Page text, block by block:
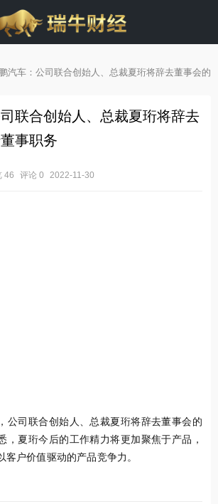
汽车：公司联合创始人、总裁夏珩将辞去董事会的
联合创始人、总裁夏珩将辞去
事职务
46 评论 0 2022-11-30
公司联合创始人、总裁夏珩将辞去董事会的
，夏珩今后的工作精力将更加聚焦于产品，
户价值驱动的产品竞争力。